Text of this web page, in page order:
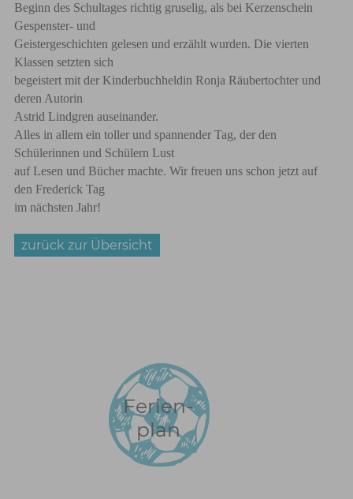
Beginn des Schultages richtig gruselig, als bei Kerzenschein
Gespenster- und
Geistergeschichten gelesen und erzählt wurden. Die vierten
Klassen setzten sich
begeistert mit der Kinderbuchheldin Ronja Räubertochter und
deren Autorin
Astrid Lindgren auseinander.
Alles in allem ein toller und spannender Tag, der den
Schülerinnen und Schülern Lust
auf Lesen und Bücher machte. Wir freuen uns schon jetzt auf
den Frederick Tag
im nächsten Jahr!
zurück zur Übersicht
Ferien-
plan